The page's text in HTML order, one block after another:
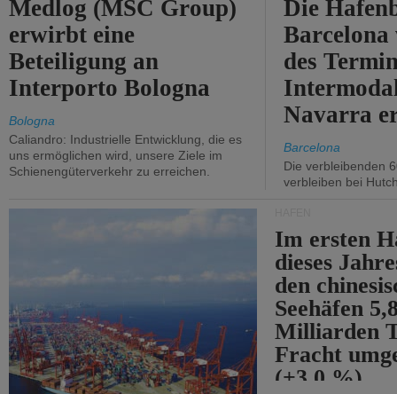
Medlog (MSC Group)
erwirbt eine
Beteiligung an
Interporto Bologna
Bologna
Caliandro: Industrielle Entwicklung, die es
uns ermöglichen wird, unsere Ziele im
Schienengüterverkehr zu erreichen.
Die
des
Navarra
Barcelona
Die verbleibenden
verbleiben bei
Im ersten
dieses
den
Seehäfen
Milliarden
Fracht
(+3,0 %).